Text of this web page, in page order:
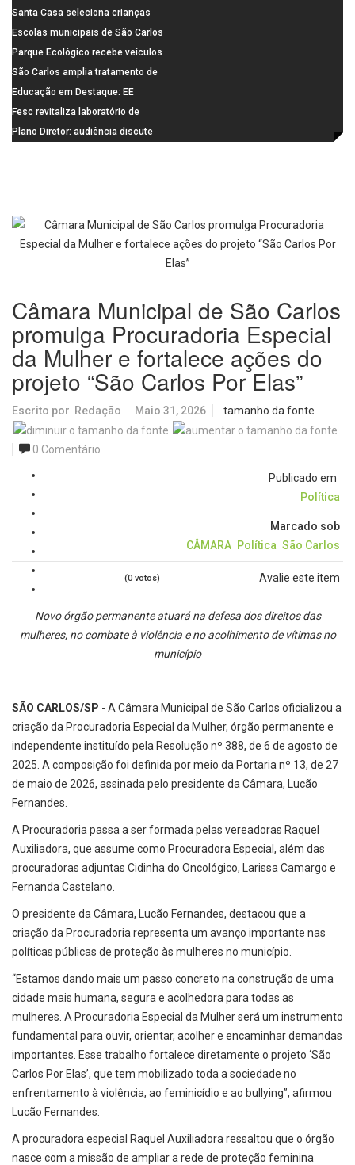
dia 10 de agosto em São Carlos
terá horário especial para o dia
dos Pais
Santa Casa seleciona crianças
para pesquisa sobre dor de
crescimento
Escolas municipais de São Carlos
superam média Nacional do IDEB
Parque Ecológico recebe veículos
elétricos e moderniza rotina de
manejo dos animais
São Carlos amplia tratamento de
resíduos de saúde com autoclave
de última geração
Educação em Destaque: EE
Visconde da Cunha Bueno, em
Santa Eudóxia, alcança nota 7,8
Fesc revitaliza laboratório de
informática da Emeb Ulysses
Plano Diretor: audiência discute
Câmara Municipal de São Carlos
promulga Procuradoria Especial
da Mulher e fortalece ações do
projeto “São Carlos Por Elas”
Escrito por Redação Maio 31, 2026 tamanho da fonte
0 Comentário
Publicado em
Política
Marcado sob
CÂMARA Política São Carlos
Avalie este item
(0 votos)
Novo órgão permanente atuará na defesa dos direitos das
mulheres, no combate à violência e no acolhimento de vítimas no
município
SÃO CARLOS/SP - A Câmara Municipal de São Carlos oficializou a
criação da Procuradoria Especial da Mulher, órgão permanente e
independente instituído pela Resolução nº 388, de 6 de agosto de
2025. A composição foi definida por meio da Portaria nº 13, de 27
de maio de 2026, assinada pelo presidente da Câmara, Lucão
Fernandes.
A Procuradoria passa a ser formada pelas vereadoras Raquel
Auxiliadora, que assume como Procuradora Especial, além das
procuradoras adjuntas Cidinha do Oncológico, Larissa Camargo e
Fernanda Castelano.
O presidente da Câmara, Lucão Fernandes, destacou que a
criação da Procuradoria representa um avanço importante nas
políticas públicas de proteção às mulheres no município.
“Estamos dando mais um passo concreto na construção de uma
cidade mais humana, segura e acolhedora para todas as
mulheres. A Procuradoria Especial da Mulher será um instrumento
fundamental para ouvir, orientar, acolher e encaminhar demandas
importantes. Esse trabalho fortalece diretamente o projeto ‘São
Carlos Por Elas’, que tem mobilizado toda a sociedade no
enfrentamento à violência, ao feminicídio e ao bullying”, afirmou
Lucão Fernandes.
A procuradora especial Raquel Auxiliadora ressaltou que o órgão
nasce com a missão de ampliar a rede de proteção feminina